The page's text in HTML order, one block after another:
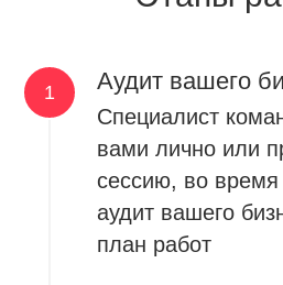
Аудит вашего
Специалист
вами лично или
сессию, во время
аудит вашего
план работ